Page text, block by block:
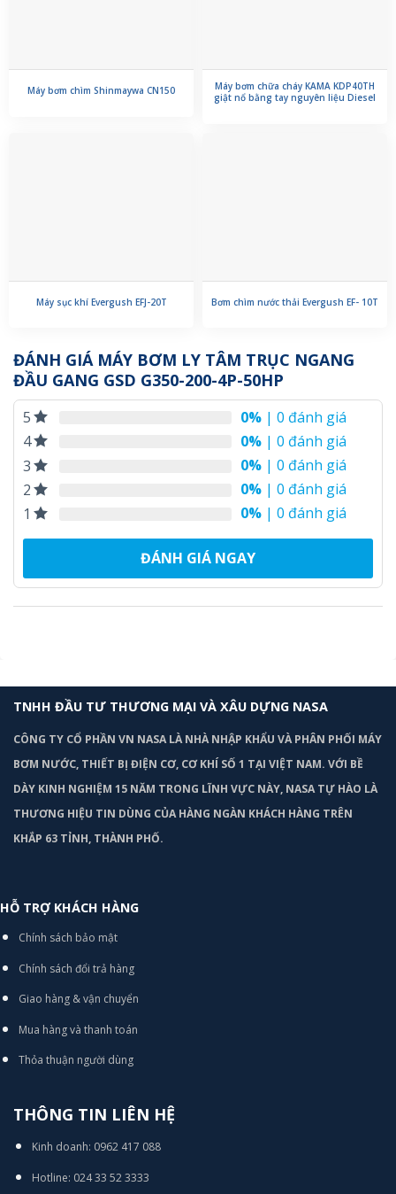
Máy bơm chìm Shinmaywa CN150
Máy bơm chữa cháy KAMA KDP40TH
giật nổ bằng tay nguyên liệu Diesel
Máy sục khí Evergush EFJ-20T Bơm chìm nước thải Evergush EF- 10T
ĐÁNH GIÁ MÁY BƠM LY TÂM TRỤC NGANG
ĐẦU GANG GSD G350-200-4P-50HP
5 0% | 0 đánh giá
4
0% | 0 đánh giá
3
0% | 0 đánh giá
2
0% | 0 đánh giá
1
0% | 0 đánh giá
ĐÁNH GIÁ NGAY
TNHH ĐẦU TƯ THƯƠNG MẠI VÀ XÂU DỰNG NASA
CÔNG TY CỔ PHẦN VN NASA LÀ NHÀ NHẬP KHẨU VÀ PHÂN PHỐI MÁY
BƠM NƯỚC, THIẾT BỊ ĐIỆN CƠ, CƠ KHÍ SỐ 1 TẠI VIỆT NAM. VỚI BỀ
DÀY KINH NGHIỆM 15 NĂM TRONG LĨNH VỰC NÀY, NASA TỰ HÀO LÀ
THƯƠNG HIỆU TIN DÙNG CỦA HÀNG NGÀN KHÁCH HÀNG TRÊN
KHẮP 63 TỈNH, THÀNH PHỐ.
HỖ TRỢ KHÁCH HÀNG
Chính sách bảo mật
Chính sách đổi trả hàng
Giao hàng & vận chuyển
Mua hàng và thanh toán
Thỏa thuận người dùng
THÔNG TIN LIÊN HỆ
Kinh doanh: 0962 417 088
Hotline: 024 33 52 3333